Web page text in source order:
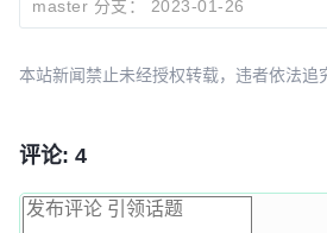
master 分支： 2023-01-26
本站新闻禁止未经授权转载，违者依法
评论: 4